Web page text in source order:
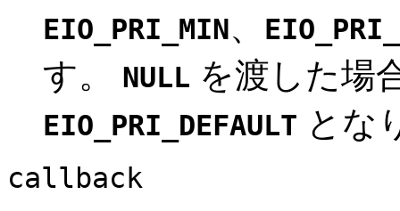
EIO_PRI_MIN、
す。 NULL を渡した場
EIO_PRI_DEFAULT とな
callback